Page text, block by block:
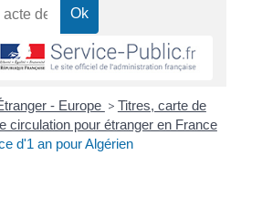
- Europe > Titres, carte de
circulation pour étranger en France
d'1 an pour Algérien